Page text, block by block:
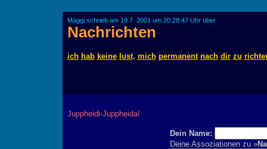
Mäggi schrieb am 19.7. 2001 um 20:28:47 Uhr über
Nachrichten
ich hab keine lust, mich permanent nach dir zu
Juppheidi-Juppheida!
Dein Name:
Deine Assoziationen zu »